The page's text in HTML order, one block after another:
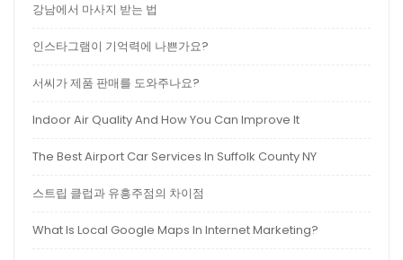
강남에서 마사지 받는 법
인스타그램이 기억력에 나쁜가요?
서씨가 제품 판매를 도와주나요?
Indoor Air Quality And How You Can Improve It
The Best Airport Car Services In Suffolk County NY
스트립 클럽과 유흥주점의 차이점
What Is Local Google Maps In Internet Marketing?